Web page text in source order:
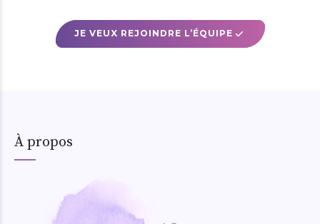
JE VEUX REJOINDRE L’ÉQUIPE
À propos